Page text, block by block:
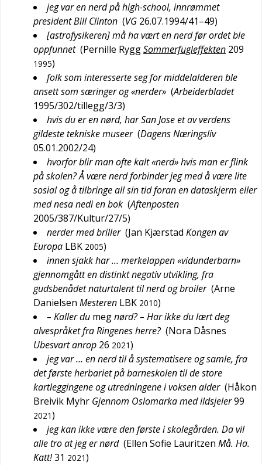
jeg var en nerd på high-school, innrømmet
president Bill Clinton (VG 26.07.1994/41–49)
[astrofysikeren] må ha vært en nerd før ordet ble
oppfunnet (Pernille RyggSommerfugleffekten 209
1995)
folk som interesserte seg for middelalderen ble
ansett som særinger og «nerder» (Arbeiderbladet
1995/302/tillegg/3/3)
hvis du er en nørd, har San Jose et av verdens
gildeste tekniske museer (Dagens Næringsliv
05.01.2002/24)
hvorfor blir man ofte kalt «nerd» hvis man er flink
på skolen? Å være nerd forbinder jeg med å være lite
sosial og å tilbringe all sin tid foran en dataskjerm eller
med nesa nedi en bok (Aftenposten
2005/387/Kultur/27/5)
nerder med briller (Jan Kjærstad Kongen av
Europa LBK 2005)
innen sjakk har … merkelappen «vidunderbarn»
gjennomgått en distinkt negativ utvikling, fra
gudsbenådet naturtalent til nerd og broiler (Arne
Danielsen Mesteren LBK 2010)
– Kaller du megnørd? – Har ikke du lært deg
alvespråket fra Ringenes herre? (Nora Dåsnes
Ubesvart anrop 26 2021)
jeg var … en nerd til å systematisere og samle, fra
det første herbariet på barneskolen til de store
kartleggingene og utredningene i voksen alder (Håkon
Breivik Myhr Gjennom Oslomarka med ildsjeler99
2021)
jeg kan ikke være den første i skolegården. Da vil
alle tro at jeg er nørd (Ellen Sofie Lauritzen Må. Ha.
Katt!31 2021)